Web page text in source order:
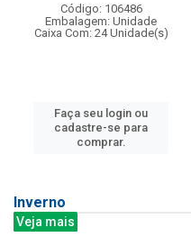
Código: 106486
Embalagem: Unidade
Caixa Com: 24 Unidade(s)
Faça seu login ou
cadastre-se para
comprar.
Inverno
Veja mais